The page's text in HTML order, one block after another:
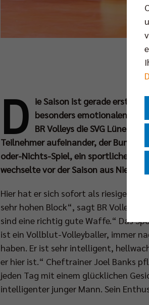
D ie Saison ist gerade erst ein
besonders emotionalen
BR Volleys die SVG
Teilnehmer aufeinander, der
oder-Nichts-Spiel, ein sportlicher
wechselte vor der Saison aus
Hier hat er sich sofort als riesige
sehr hohen Block“, sagt BR Volleys
sind eine richtig gute Waffe.“ Das
ist ein Vollblut-Volleyballer, immer
haben. Er ist sehr intelligent,
er hier ist.“ Cheftrainer Joel Banks
jeden Tag mit einem glücklichen
intelligenter junger Mann. Sein